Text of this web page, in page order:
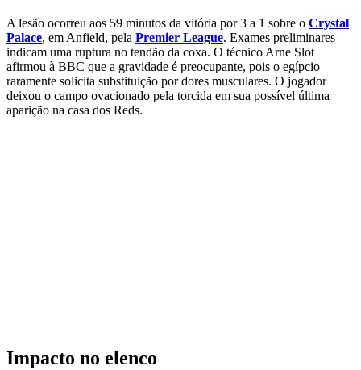
A lesão ocorreu aos 59 minutos da vitória por 3 a 1 sobre o Crystal
Palace, em Anfield, pela Premier League. Exames preliminares
indicam uma ruptura no tendão da coxa. O técnico Arne Slot
afirmou à BBC que a gravidade é preocupante, pois o egípcio
raramente solicita substituição por dores musculares. O jogador
deixou o campo ovacionado pela torcida em sua possível última
aparição na casa dos Reds.
Impacto no elenco